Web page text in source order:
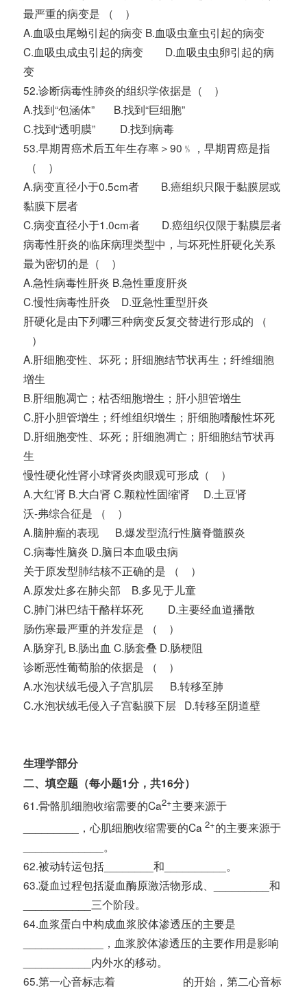
最严重的病变是 （ ）
A.血吸虫尾蚴引起的病变 B.血吸虫童虫引起的病变
C.血吸虫成虫引起的病变 D.血吸虫虫卵引起的病
变
52.诊断病毒性肺炎的组织学依据是（ ）
A.找到“包涵体” B.找到“巨细胞”
C.找到“透明膜” D.找到病毒
53.早期胃癌术后五年生存率＞90﹪，早期胃癌是指
（ ）
A.病变直径小于0.5cm者 B.癌组织只限于黏膜层或
黏膜下层者
C.病变直径小于1.0cm者 D.癌组织仅限于黏膜层者
病毒性肝炎的临床病理类型中，与坏死性肝硬化关系
最为密切的是（ ）
A.急性病毒性肝炎 B.急性重度肝炎
C.慢性病毒性肝炎 D.亚急性重型肝炎
肝硬化是由下列哪三种病变反复交替进行形成的 （
）
A.肝细胞变性、坏死；肝细胞结节状再生；纤维细胞
增生
B.肝细胞凋亡；枯否细胞增生；肝小胆管增生
C.肝小胆管增生；纤维组织增生；肝细胞嗜酸性坏死
D.肝细胞变性、坏死；肝细胞凋亡；肝细胞结节状再
生
慢性硬化性肾小球肾炎肉眼观可形成（ ）
A.大红肾 B.大白肾 C.颗粒性固缩肾 D.土豆肾
沃-弗综合征是 （ ）
A.脑肿瘤的表现 B.爆发型流行性脑脊髓膜炎
C.病毒性脑炎 D.脑日本血吸虫病
关于原发型肺结核不正确的是 （ ）
A.原发灶多在肺尖部 B.多见于儿童
C.肺门淋巴结干酪样坏死 D.主要经血道播散
肠伤寒最严重的并发症是 （ ）
A.肠穿孔 B.肠出血 C.肠套叠 D.肠梗阻
诊断恶性葡萄胎的依据是 （ ）
A.水泡状绒毛侵入子宫肌层 B.转移至肺
C.水泡状绒毛侵入子宫黏膜下层 D.转移至阴道壁
生理学部分
二、填空题（每小题1分，共16分）
61.骨骼肌细胞收缩需要的Ca2+主要来源于
_________，心肌细胞收缩需要的Ca2+的主要来源于
_____________。
62.被动转运包括________和__________。
63.凝血过程包括凝血酶原激活物形成、_________和
___________三个阶段。
64.血浆蛋白中构成血浆胶体渗透压的主要是
_____________，血浆胶体渗透压的主要作用是影响
___________内外水的移动。
65.第一心音标志着___________的开始，第二心音标